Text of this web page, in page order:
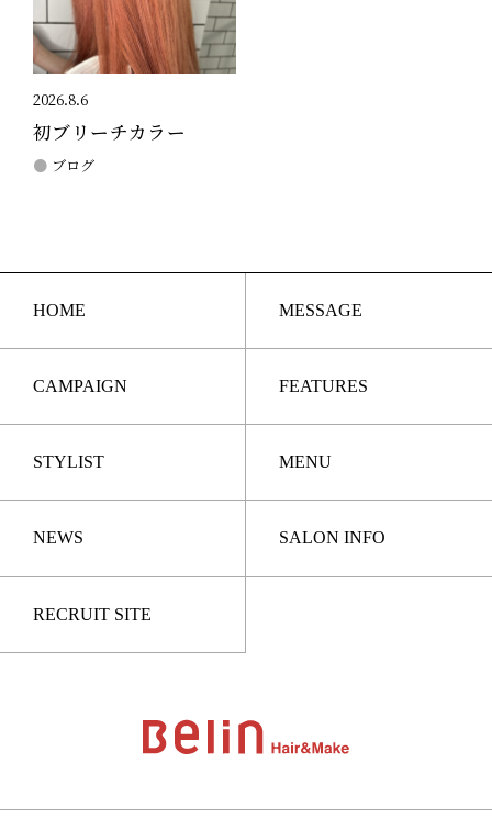
2026.8.6
初ブリーチカラー
ブログ
HOME MESSAGE
CAMPAIGN FEATURES
STYLIST MENU
NEWS SALON INFO
RECRUIT SITE